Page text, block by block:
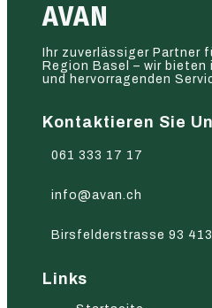
AVAN
Ihr zuverlässiger Partner
Region Basel – wir
und hervorragenden
Kontaktieren Sie
061 333 17 17
info@avan.ch
Birsfelderstrasse 93
Links